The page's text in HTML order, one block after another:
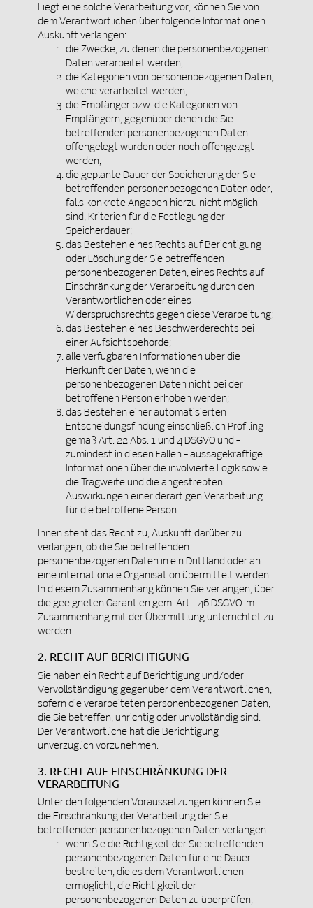
Liegt eine solche Verarbeitung vor, können Sie von
dem Verantwortlichen über folgende Informationen
Auskunft verlangen:
die Zwecke, zu denen die personenbezogenen
Daten verarbeitet werden;
die Kategorien von personenbezogenen Daten,
welche verarbeitet werden;
die Empfänger bzw. die Kategorien von
Empfängern, gegenüber denen die Sie
betreffenden personenbezogenen Daten
offengelegt wurden oder noch offengelegt
werden;
die geplante Dauer der Speicherung der Sie
betreffenden personenbezogenen Daten oder,
falls konkrete Angaben hierzu nicht möglich
sind, Kriterien für die Festlegung der
Speicherdauer;
das Bestehen eines Rechts auf Berichtigung
oder Löschung der Sie betreffenden
personenbezogenen Daten, eines Rechts auf
Einschränkung der Verarbeitung durch den
Verantwortlichen oder eines
Widerspruchsrechts gegen diese Verarbeitung;
das Bestehen eines Beschwerderechts bei
einer Aufsichtsbehörde;
alle verfügbaren Informationen über die
Herkunft der Daten, wenn die
personenbezogenen Daten nicht bei der
betroffenen Person erhoben werden;
das Bestehen einer automatisierten
Entscheidungsfindung einschließlich Profiling
gemäß Art. 22 Abs. 1 und 4 DSGVO und –
zumindest in diesen Fällen – aussagekräftige
Informationen über die involvierte Logik sowie
die Tragweite und die angestrebten
Auswirkungen einer derartigen Verarbeitung
für die betroffene Person.
Ihnen steht das Recht zu, Auskunft darüber zu
verlangen, ob die Sie betreffenden
personenbezogenen Daten in ein Drittland oder an
eine internationale Organisation übermittelt werden.
In diesem Zusammenhang können Sie verlangen, über
die geeigneten Garantien gem. Art. 46 DSGVO im
Zusammenhang mit der Übermittlung unterrichtet zu
werden.
2. RECHT AUF BERICHTIGUNG
Sie haben ein Recht auf Berichtigung und/oder
Vervollständigung gegenüber dem Verantwortlichen,
sofern die verarbeiteten personenbezogenen Daten,
die Sie betreffen, unrichtig oder unvollständig sind.
Der Verantwortliche hat die Berichtigung
unverzüglich vorzunehmen.
3. RECHT AUF EINSCHRÄNKUNG DER
VERARBEITUNG
Unter den folgenden Voraussetzungen können Sie
die Einschränkung der Verarbeitung der Sie
betreffenden personenbezogenen Daten verlangen:
wenn Sie die Richtigkeit der Sie betreffenden
personenbezogenen Daten für eine Dauer
bestreiten, die es dem Verantwortlichen
ermöglicht, die Richtigkeit der
personenbezogenen Daten zu überprüfen;